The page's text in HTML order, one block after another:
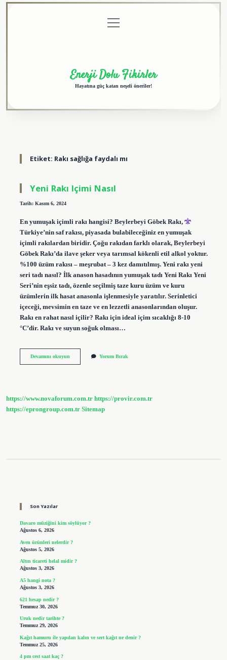
menüyü
aç
Enerji Dolu Fikirler
Hayatına güç katan neşeli öneriler!
Etiket: Rakı sağlığa faydalı mı
Yeni Rakı Içimi Nasıl
Tarih: Kasım 6, 2024
En yumuşak içimli rakı hangisi? Beylerbeyi Göbek Rakı,
Türkiye’nin saf rakısı, piyasada bulabileceğiniz en yumuşak
içimli rakılardan biridir. Çoğu rakıdan farklı olarak, Beylerbeyi
Göbek Rakı’da ilave şeker veya tarımsal kökenli etil alkol yoktur.
%100 üzüm rakısı – meşrubat – 3 kez damıtılmış. Yeni rakı yeni
seri tadı nasıl? İlk anason hasadının yumuşak tadı Yeni Rakı Yeni
Seri’nin eşsiz tadı, özenle seçilmiş taze kuru üzüm ve kuru
üzümlerin ilk hasat anasonla işlenmesiyle yaratılır. Serinletici
içeceği, mevsimin en taze ve en lezzetli anasonlarından oluşur.
Rakı en rahat nasıl içilir? Rakı için ideal içim sıcaklığı 8-10
°C’dir. Rakı ve suyun soğuk olması…
Devamını okuyunYeni
Yorum Bırak
https://www.novaforum.com.tr https://provir.com.tr
https://eprongroup.com.tr Sitemap
Son Yazılar
Davaro müziğini kim söylüyor ?
Ağustos 6, 2026
Aven ürünleri nelerdir ?
Ağustos 5, 2026
Altın ticareti helal midir ?
Ağustos 3, 2026
A5 hangi nota ?
Ağustos 3, 2026
621 hesap nedir ?
Temmuz 30, 2026
Uruk nedir tarihte ?
Temmuz 29, 2026
Kağıt hamuru ile yapılan kalın ve sert kağıt ne denir ?
Temmuz 25, 2026
4 pm cest saat kaç ?